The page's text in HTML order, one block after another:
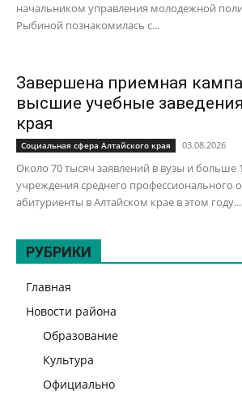
начальником управления молодежной
Рыбиной познакомилась с...
Завершена приемная
высшие учебные
края
Социальная сфера Алтайского края 03.08.2026
Около 70 тысяч заявлений в вузы и больше
учреждения среднего профессионального
абитуриенты в Алтайском крае в этом
РУБРИКИ
Главная
Новости района
Образование
Культура
Официально